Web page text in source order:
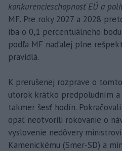
konkurencieschopnosť EÚ a
MF. Pre roky 2027 a 2028
iba o 0,1 percentuálneho
podľa MF naďalej plne
pravidlá.
K prerušenej rozprave o
utorok krátko predpoludním a
takmer šesť hodín.
opäť neotvorili rokovanie o
vyslovenie nedôvery
Kamenickému (Smer-SD) a